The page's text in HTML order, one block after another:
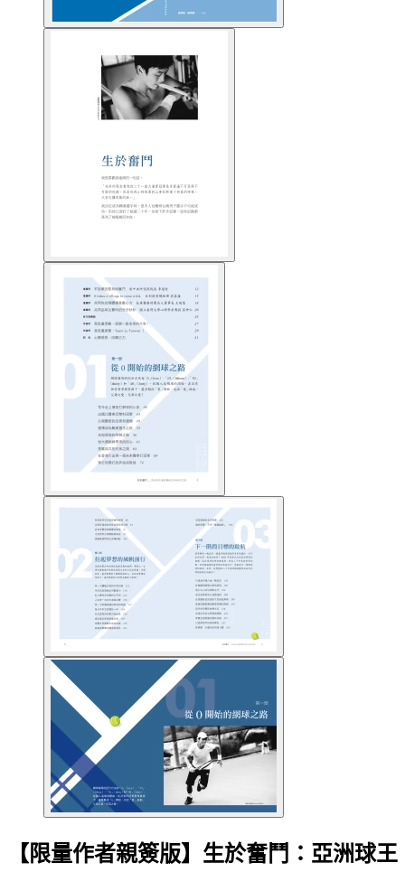
【限量作者親簽版】生於奮鬥：亞洲球王